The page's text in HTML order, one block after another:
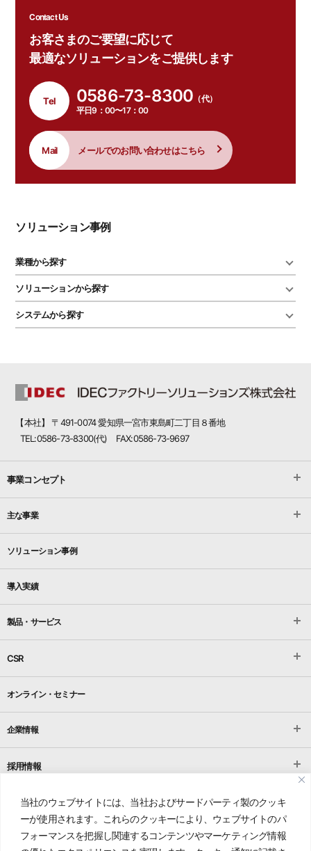
当社のウェブサイトには、当社およびサードパーティ製のクッキ
ーが使用されます。これらのクッキーにより、ウェブサイトのパ
フォーマンスを把握し関連するコンテンツやマーケティング情報
Contact Us
お客さまのご要望に応じて
最適なソリューションをご提供します
Tel 0586-73-8300 （代）
平日9：00〜17：00
Mail メールでのお問い合わせはこちら
ソリューション事例
業種から探す
ソリューションから探す
システムから探す
【本社】 〒491-0074 愛知県一宮市東島町二丁目８番地
TEL:0586-73-8300(代) FAX:0586-73-9697
事業コンセプト
主な事業
ソリューション事例
導入実績
製品・サービス
CSR
オンライン・セミナー
企業情報
採用情報
お問い合わせ
プライバシーポリシー